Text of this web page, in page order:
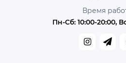
Время
Пн-Сб: 10:00-20:00,